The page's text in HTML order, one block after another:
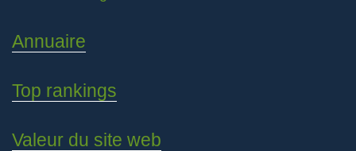
Annuaire
Top rankings
Valeur du site web